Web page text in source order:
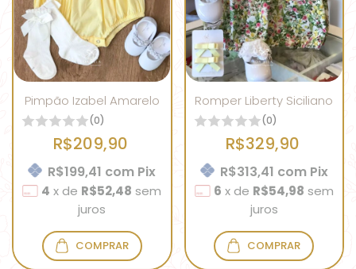
Pimpão Izabel Amarelo
(0)
R$209,90
R$199,41 com Pix
4 x de R$52,48 sem
juros
COMPRAR
Romper Liberty Siciliano
(0)
R$329,90
R$313,41 com Pix
6 x de R$54,98 sem
juros
COMPRAR